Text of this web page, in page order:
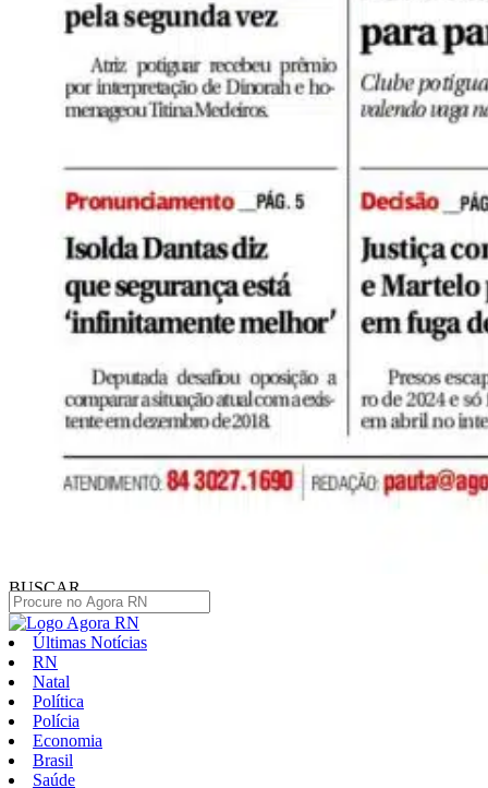
BUSCAR
Últimas Notícias
RN
Natal
Política
Polícia
Economia
Brasil
Saúde